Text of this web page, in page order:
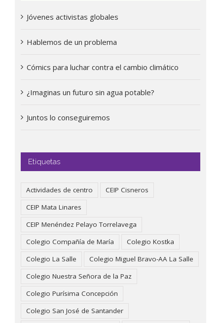
Jóvenes activistas globales
Hablemos de un problema
Cómics para luchar contra el cambio climático
¿Imaginas un futuro sin agua potable?
Juntos lo conseguiremos
Etiquetas
Actividades de centro
CEIP Cisneros
CEIP Mata Linares
CEIP Menéndez Pelayo Torrelavega
Colegio Compañía de María
Colegio Kostka
Colegio La Salle
Colegio Miguel Bravo-AA La Salle
Colegio Nuestra Señora de la Paz
Colegio Purísima Concepción
Colegio San José de Santander